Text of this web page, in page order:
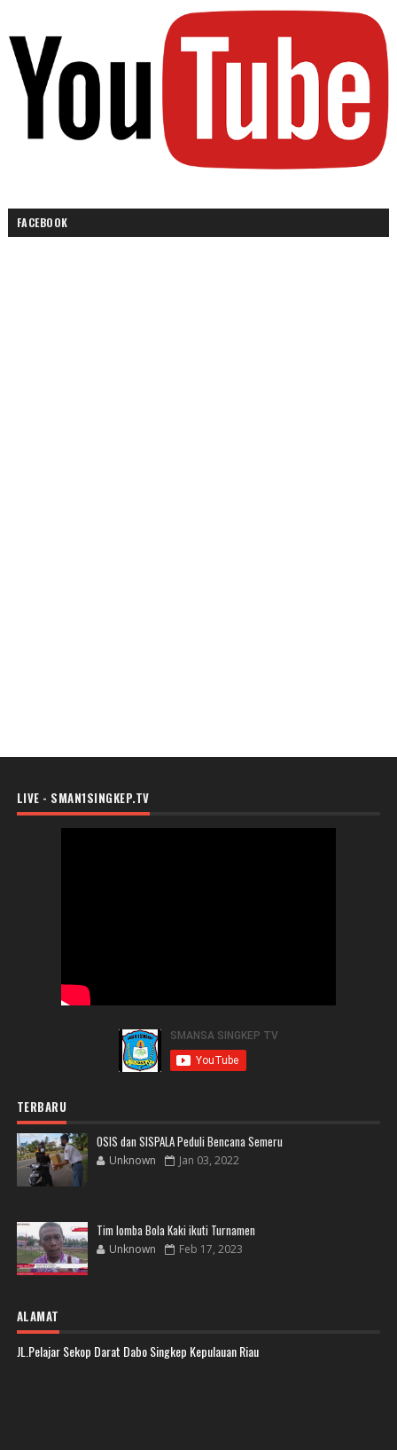
FACEBOOK
LIVE - SMAN1SINGKEP.TV
TERBARU
OSIS dan SISPALA Peduli Bencana Semeru
Unknown Jan 03, 2022
Tim lomba Bola Kaki ikuti Turnamen
Unknown Feb 17, 2023
ALAMAT
JL.Pelajar Sekop Darat Dabo Singkep Kepulauan Riau